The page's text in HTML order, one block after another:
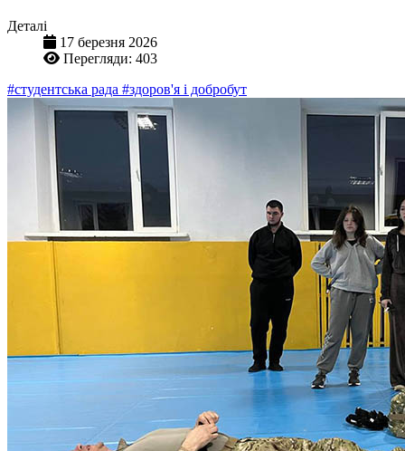
Деталі
17 березня 2026
Перегляди: 403
#студентська рада #здоров'я і добробут